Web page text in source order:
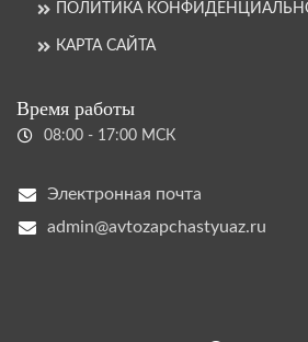
ПОЛИТИКА
КАРТА САЙТА
Время работы
08:00 - 17:00 МСК
Электронная почта
admin@avtozapchastyuaz.ru